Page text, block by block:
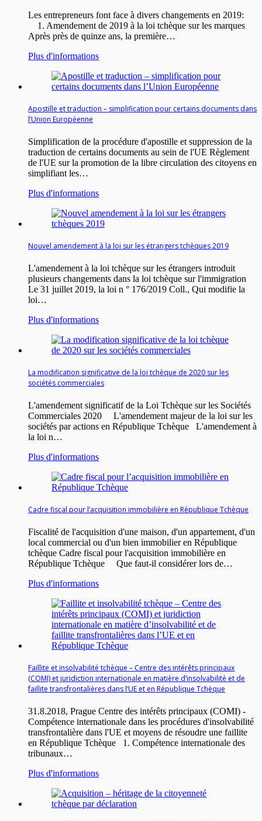
Les entrepreneurs font face à divers changements en 2019:
1. Amendement de 2019 à la loi tchèque sur les marques
Après près de quinze ans, la première…
Plus d'informations
Apostille et traduction – simplification pour certains documents dans
l’Union Européenne
Simplification de la procédure d'apostille et suppression de la
traduction de certains documents au sein de l'UE Règlement
de l'UE sur la promotion de la libre circulation des citoyens en
simplifiant les…
Plus d'informations
Nouvel amendement à la loi sur les étrangers tchèques 2019
L'amendement à la loi tchèque sur les étrangers introduit
plusieurs changements dans la loi tchèque sur l'immigration
Le 31 juillet 2019, la loi n ° 176/2019 Coll., Qui modifie la
loi…
Plus d'informations
La modification significative de la loi tchèque de 2020 sur les
sociétés commerciales
L'amendement significatif de la Loi Tchèque sur les Sociétés
Commerciales 2020 L'amendement majeur de la loi sur les
sociétés par actions en République Tchèque L'amendement à
la loi n…
Plus d'informations
Cadre fiscal pour l’acquisition immobilière en République Tchèque
Fiscalité de l'acquisition d'une maison, d'un appartement, d'un
local commercial ou d'un bien immobilier en République
tchèque Cadre fiscal pour l'acquisition immobilière en
République Tchèque Que faut-il considérer lors de…
Plus d'informations
Faillite et insolvabilité tchèque – Centre des intérêts principaux
(COMI) et juridiction internationale en matière d’insolvabilité et de
faillite transfrontalières dans l’UE et en République Tchèque
31.8.2018, Prague Centre des intérêts principaux (COMI) -
Compétence internationale dans les procédures d'insolvabilité
transfrontalière dans l'UE et moyens de résoudre une faillite
en République Tchèque 1. Compétence internationale des
tribunaux…
Plus d'informations